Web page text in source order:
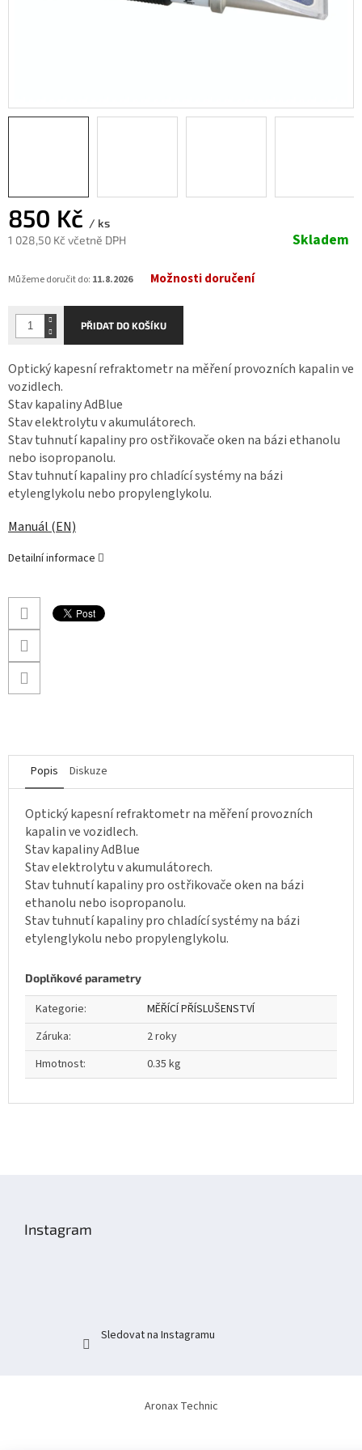
850 Kč / ks
1 028,50 Kč včetně DPH
cena:
Skladem
Můžeme doručit do: 11.8.2026 Možnosti doručení
PŘIDAT DO KOŠÍKU
Optický kapesní refraktometr na měření provozních kapalin ve
vozidlech.
Stav kapaliny AdBlue
Stav elektrolytu v akumulátorech.
Stav tuhnutí kapaliny pro ostřikovače oken na bázi ethanolu
nebo isopropanolu.
Stav tuhnutí kapaliny pro chladící systémy na bázi
etylenglykolu nebo propylenglykolu.
Manuál (EN)
Detailní informace
Popis Diskuze
Optický kapesní refraktometr na měření provozních
kapalin ve vozidlech.
Stav kapaliny AdBlue
Stav elektrolytu v akumulátorech.
Stav tuhnutí kapaliny pro ostřikovače oken na bázi
ethanolu nebo isopropanolu.
Stav tuhnutí kapaliny pro chladící systémy na bázi
etylenglykolu nebo propylenglykolu.
Doplňkové parametry
Kategorie:
MĚŘÍCÍ PŘÍSLUŠENSTVÍ
Záruka:
2 roky
Hmotnost: 0.35 kg
Instagram
Sledovat na Instagramu
Aronax Technic